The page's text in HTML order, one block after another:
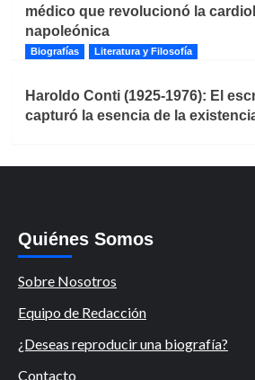
médico que revolucionó la
napoleónica
Biografías Literatura y Filosofía
Haroldo Conti (1925-1976): El
capturó la esencia de la
Quiénes Somos
Sobre Nosotros
Equipo de Redacción
¿Deseas reproducir una biografía?
Contacto